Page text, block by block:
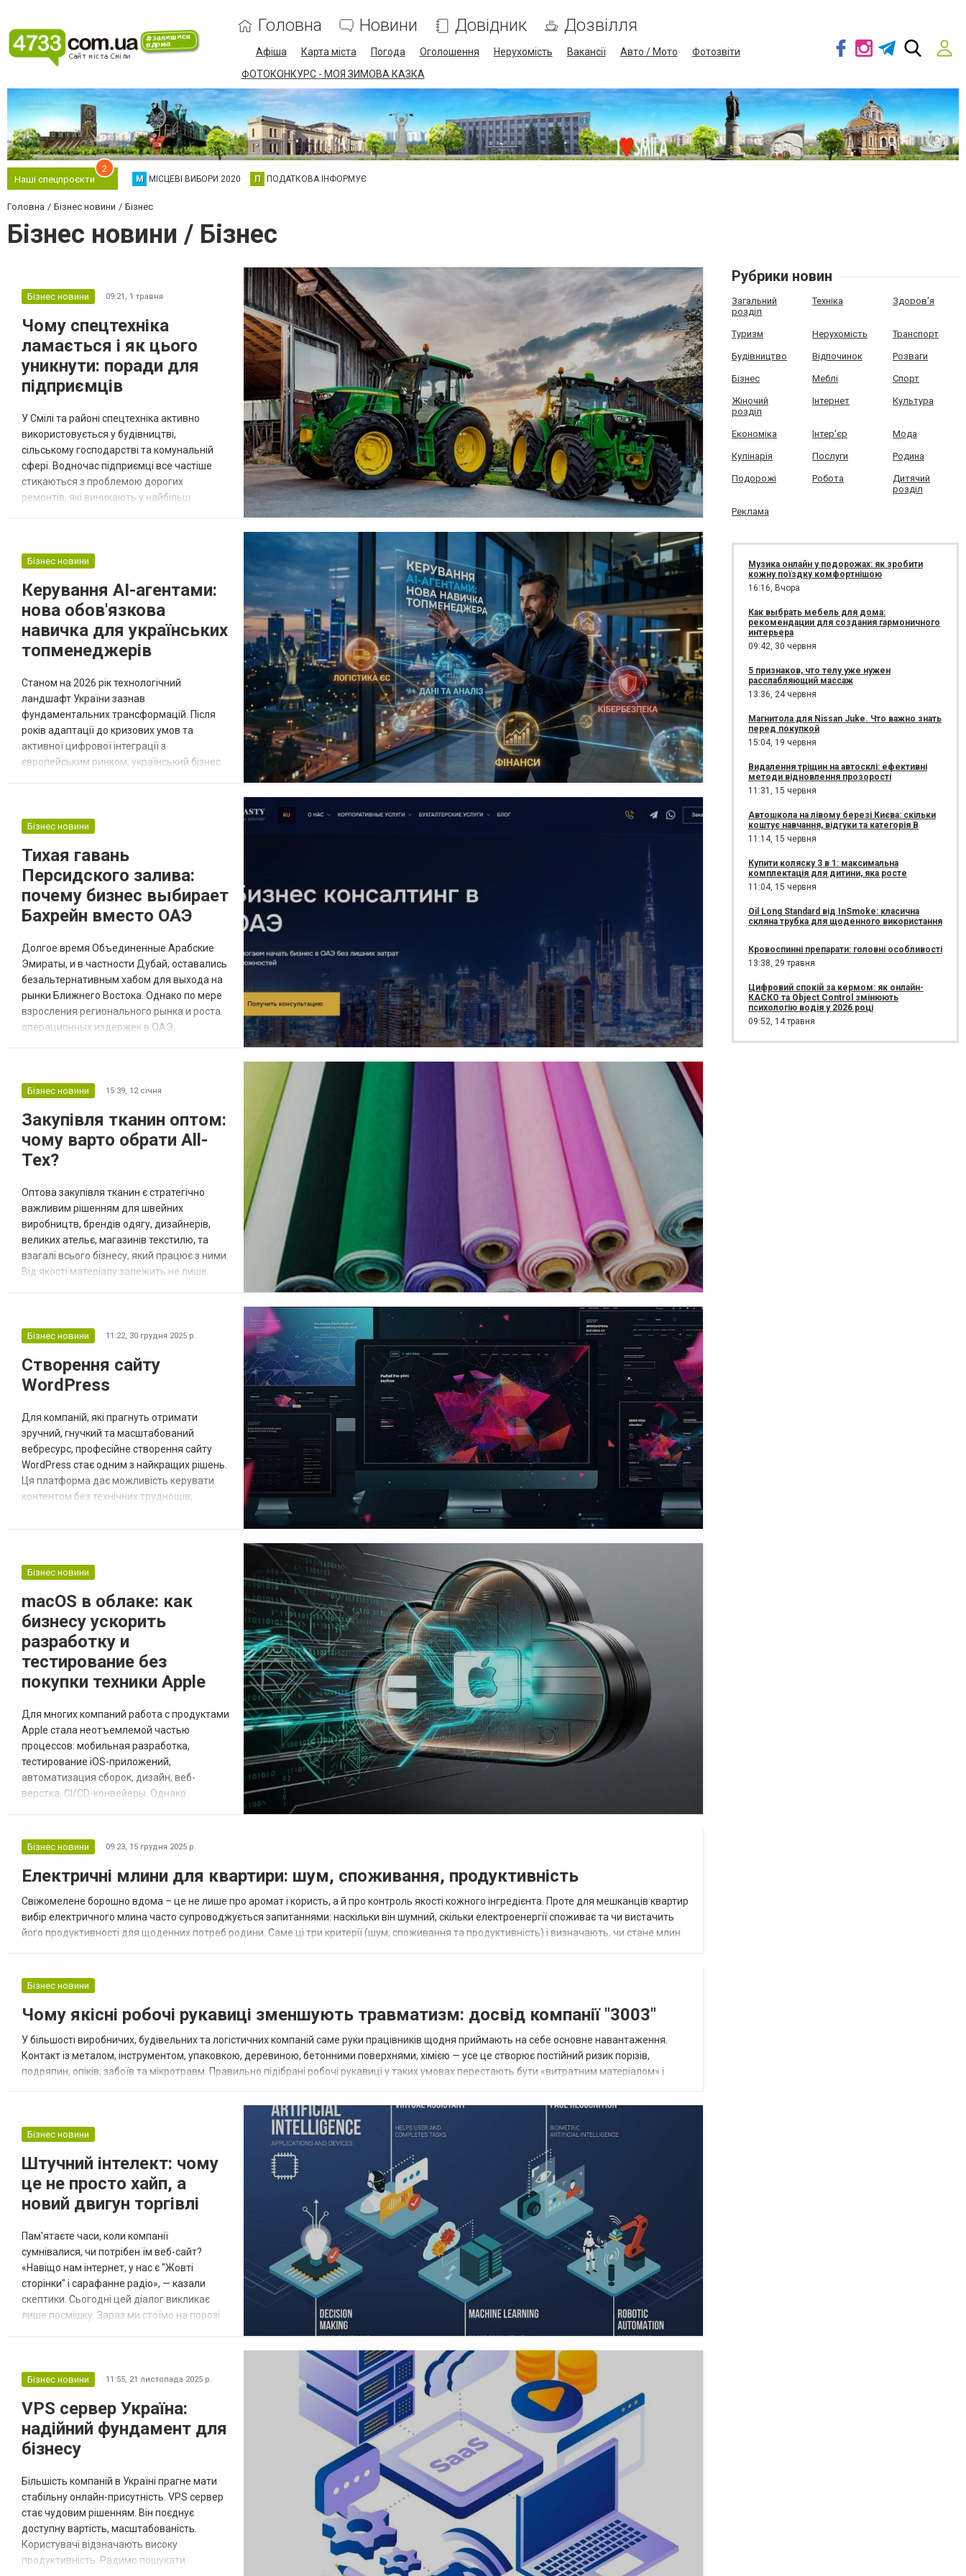
Головна Новини Довідник Дозвілля
Афіша Карта міста Погода Оголошення Нерухомість Вакансії Авто / Мото
Фотозвіти
ФОТОКОНКУРС - МОЯ ЗИМОВА КАЗКА
Наші спецпроєкти
2
М МІСЦЕВІ ВИБОРИ 2020 П ПОДАТКОВА ІНФОРМУЄ
Головна Бізнес новини Бізнес
Бізнес новини / Бізнес
Бізнес новини 09:21, 1 травня
Чому спецтехніка
ламається і як цього
уникнути: поради для
підприємців
У Смілі та районі спецтехніка активно
використовується у будівництві,
сільському господарстві та комунальній
сфері. Водночас підприємці все частіше
стикаються з проблемою дорогих
ремонтів, які виникають у найбільш
Фахівці зазначають: більшість поломок не
дрібних проблем, які накопичуються через
непра...
Бізнес новини
Керування AI-агентами:
нова обов'язкова
навичка для українських
топменеджерів
Станом на 2026 рік технологічний
ландшафт України зазнав
фундаментальних трансформацій. Після
років адаптації до кризових умов та
активної цифрової інтеграції з
європейським ринком, український бізнес
тому, чи використовувати штучний
можете ним керувати. Керування AI-
агентами (AI Agent Orchestra...
Бізнес новини
Тихая гавань
Персидского залива:
почему бизнес выбирает
Бахрейн вместо ОАЭ
Долгое время Объединенные Арабские
Эмираты, и в частности Дубай, оставались
безальтернативным хабом для выхода на
рынки Ближнего Востока. Однако по мере
взросления регионального рынка и роста
операционных издержек в ОАЭ,
государств Залива (ССАГПЗ). Королевство
первым финансовым центром региона,
сегодня переживает своеобразн...
Бізнес новини 15:39, 12 січня
Закупівля тканин оптом:
чому варто обрати All-
Tex?
Оптова закупівля тканин є стратегічно
важливим рішенням для швейних
виробництв, брендів одягу, дизайнерів,
великих ательє, магазинів текстилю, та
взагалі всього бізнесу, який працює з ними.
Від якості матеріалу залежить не лише
споживача. Вибір надійного оптового
значення для стабільної та прибуткової
роб...
Бізнес новини 11:22, 30 грудня 2025 р.
Створення сайту
WordPress
Для компаній, які прагнуть отримати
зручний, гнучкий та масштабований
вебресурс, професійне створення сайту
WordPress стає одним з найкращих рішень.
Ця платформа дає можливість керувати
контентом без технічних труднощів,
Саме тому WordPress широко
використовують не лише малі бізнеси, а й
середні та великі компан...
Бізнес новини
macOS в облаке: как
бизнесу ускорить
разработку и
тестирование без
покупки техники Apple
Для многих компаний работа с продуктами
Apple стала неотъемлемой частью
процессов: мобильная разработка,
тестирование iOS-приложений,
автоматизация сборок, дизайн, веб-
верстка, CI/CD-конвейеры. Однако
оборудование нужно покупать,
обслуживать, обновлять и размещать в
надёжных условиях. Именно поэтому всё
больше команд рассматривают аренду
macOS в облаке как альтернативу: вместо
пок...
Бізнес новини 09:23, 15 грудня 2025 р.
Електричні млини для квартири: шум, споживання, продуктивність
Свіжомелене борошно вдома – це не лише про аромат і користь, а й про контроль якості кожного інгредієнта. Проте для мешканців квартир
вибір електричного млина часто супроводжується запитаннями: наскільки він шумний, скільки електроенергії споживає та чи вистачить
його продуктивності для щоденних потреб родини. Саме ці три критерії (шум, споживання та продуктивність) і визначають, чи стане млин
Бізнес новини
Чому якісні робочі рукавиці зменшують травматизм: досвід компанії "3003"
У більшості виробничих, будівельних та логістичних компаній саме руки працівників щодня приймають на себе основне навантаження.
Контакт із металом, інструментом, упаковкою, деревиною, бетонними поверхнями, хімією — усе це створює постійний ризик порізів,
подряпин, опіків, забоїв та мікротравм. Правильно підібрані робочі рукавиці у таких умовах перестають бути «витратним матеріалом» і
Бізнес новини
Штучний інтелект: чому
це не просто хайп, а
новий двигун торгівлі
Пам'ятаєте часи, коли компанії
сумнівалися, чи потрібен їм веб-сайт?
«Навіщо нам інтернет, у нас є "Жовті
сторінки" і сарафанне радіо», — казали
скептики. Сьогодні цей діалог викликає
лише посмішку. Зараз ми стоїмо на порозі
щось із футуристичних фільмів або як
Але правда більш прозаїчна і водночас
вра...
Бізнес новини 11:55, 21 листопада 2025 р.
VPS сервер Україна:
надійний фундамент для
бізнесу
Більшість компаній в Україні прагне мати
стабільну онлайн-присутність. VPS сервер
стає чудовим рішенням. Він поєднує
доступну вартість, масштабованість.
Користувачі відзначають високу
продуктивність. Радимо пошукати
Рубрики новин
Загальний
розділ
Техніка Здоров'я
Туризм Нерухомість Транспорт
Будівництво Відпочинок Розваги
Бізнес Меблі Спорт
Жіночий
розділ
Інтернет Культура
Економіка Інтер'єр Мода
Кулінарія Послуги Родина
Подорожі Робота
Дитячий
розділ
Реклама
Музика онлайн у подорожах: як зробити
кожну поїздку комфортнішою
16:16, Вчора
Как выбрать мебель для дома:
рекомендации для создания гармоничного
интерьера
09:42, 30 червня
5 признаков, что телу уже нужен
расслабляющий массаж
13:36, 24 червня
Магнитола для Nissan Juke. Что важно знать
перед покупкой
15:04, 19 червня
Видалення тріщин на автосклі: ефективні
методи відновлення прозорості
11:31, 15 червня
Автошкола на лівому березі Києва: скільки
коштує навчання, відгуки та категорія B
11:14, 15 червня
Купити коляску 3 в 1: максимальна
комплектація для дитини, яка росте
11:04, 15 червня
Oil Long Standard від InSmoke: класична
скляна трубка для щоденного використання
Кровоспинні препарати: головні особливості
13:38, 29 травня
Цифровий спокій за кермом: як онлайн-
КАСКО та Object Control змінюють
психологію водія у 2026 році
09:52, 14 травня